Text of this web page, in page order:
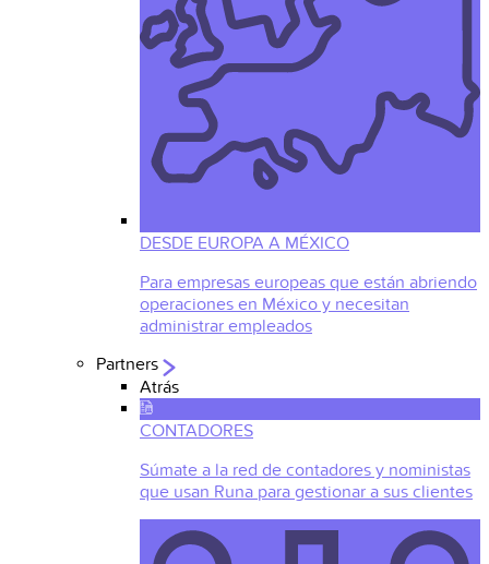
DESDE EUROPA A MÉXICO
Para empresas europeas que están abriendo
operaciones en México y necesitan
administrar empleados
Partners
Atrás
CONTADORES
Súmate a la red de contadores y noministas
que usan Runa para gestionar a sus clientes